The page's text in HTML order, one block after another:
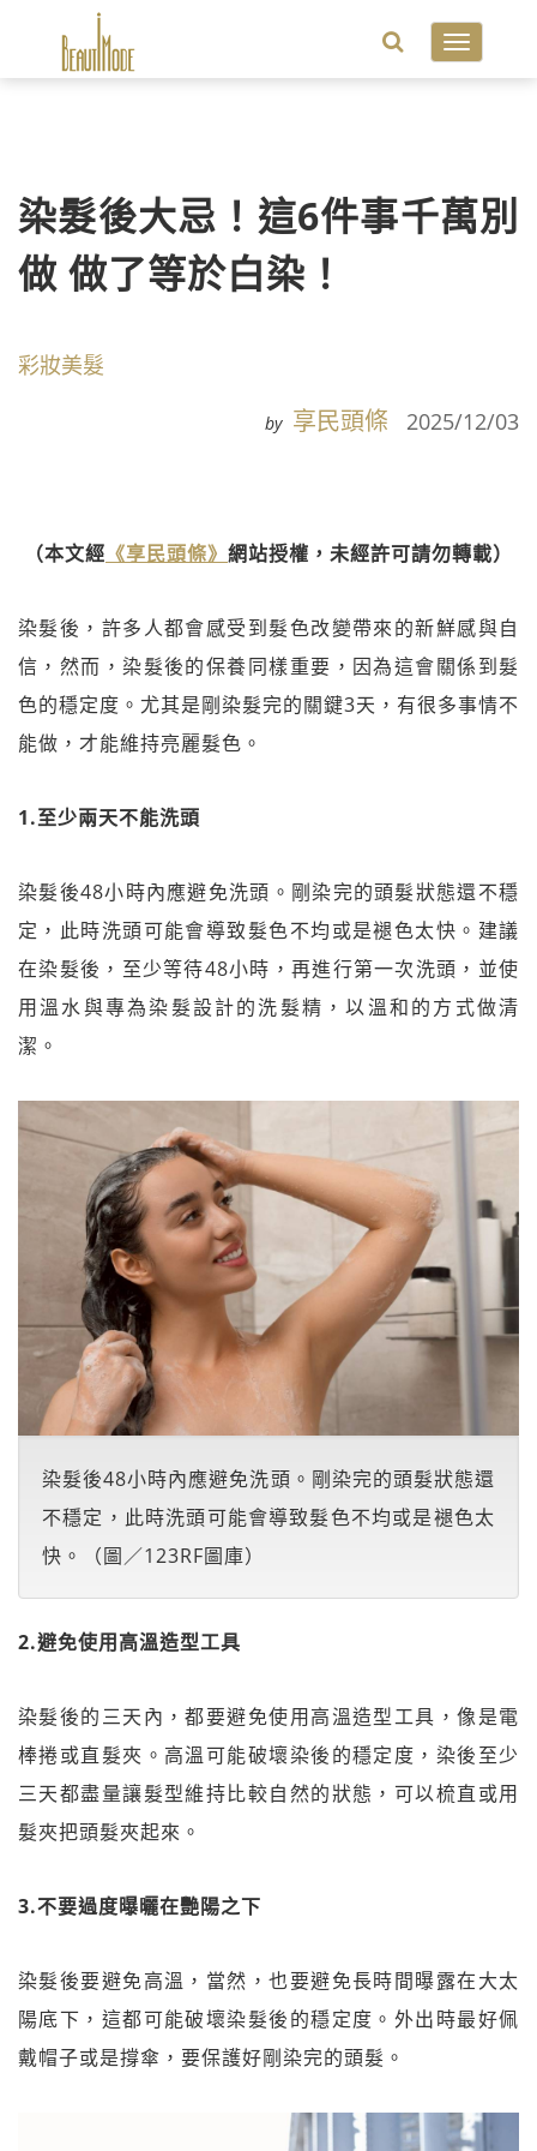
Toggle
染髮後大忌！這6件事千萬別
做 做了等於白染！
彩妝美髮
by 享民頭條 2025/12/03
（本文經 《享民頭條》 網站授權，未經許可請勿轉載）
染髮後，許多人都會感受到髮色改變帶來的新鮮感與自
信，然而，染髮後的保養同樣重要，因為這會關係到髮
色的穩定度。尤其是剛染髮完的關鍵3天，有很多事情不
能做，才能維持亮麗髮色。
1.至少兩天不能洗頭
染髮後48小時內應避免洗頭。剛染完的頭髮狀態還不穩
定，此時洗頭可能會導致髮色不均或是褪色太快。建議
在染髮後，至少等待48小時，再進行第一次洗頭，並使
用溫水與專為染髮設計的洗髮精，以溫和的方式做清
潔。
染髮後48小時內應避免洗頭。剛染完的頭髮狀態還
不穩定，此時洗頭可能會導致髮色不均或是褪色太
快。（圖／123RF圖庫）
2.避免使用高溫造型工具
染髮後的三天內，都要避免使用高溫造型工具，像是電
棒捲或直髮夾。高溫可能破壞染後的穩定度，染後至少
三天都盡量讓髮型維持比較自然的狀態，可以梳直或用
髮夾把頭髮夾起來。
3.不要過度曝曬在艷陽之下
染髮後要避免高溫，當然，也要避免長時間曝露在大太
陽底下，這都可能破壞染髮後的穩定度。外出時最好佩
戴帽子或是撐傘，要保護好剛染完的頭髮。